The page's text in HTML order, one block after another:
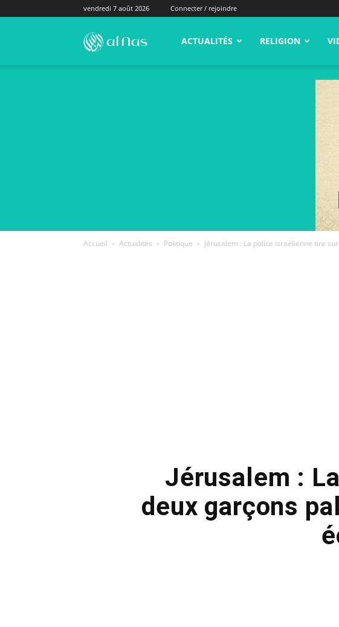
vendredi 7 août 2026 Connecter / rejoindre
alNas.fr ACTUALITÉS RELIGION
Accueil Actualités Politique Jérusalem : La police israélienne tire
Jérusalem :
deux garçons